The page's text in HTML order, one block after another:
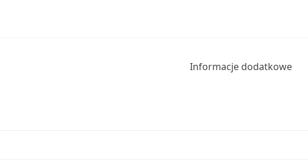
Informacje dodatkowe